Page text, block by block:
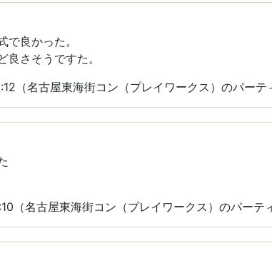
良かった。
さそうですた。
（名古屋東海街コン（プレイワークス）のパーテ
（名古屋東海街コン（プレイワークス）のパーテ